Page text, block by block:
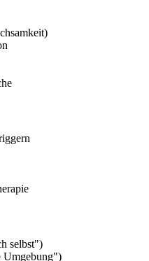
selbst")
Umgebung")